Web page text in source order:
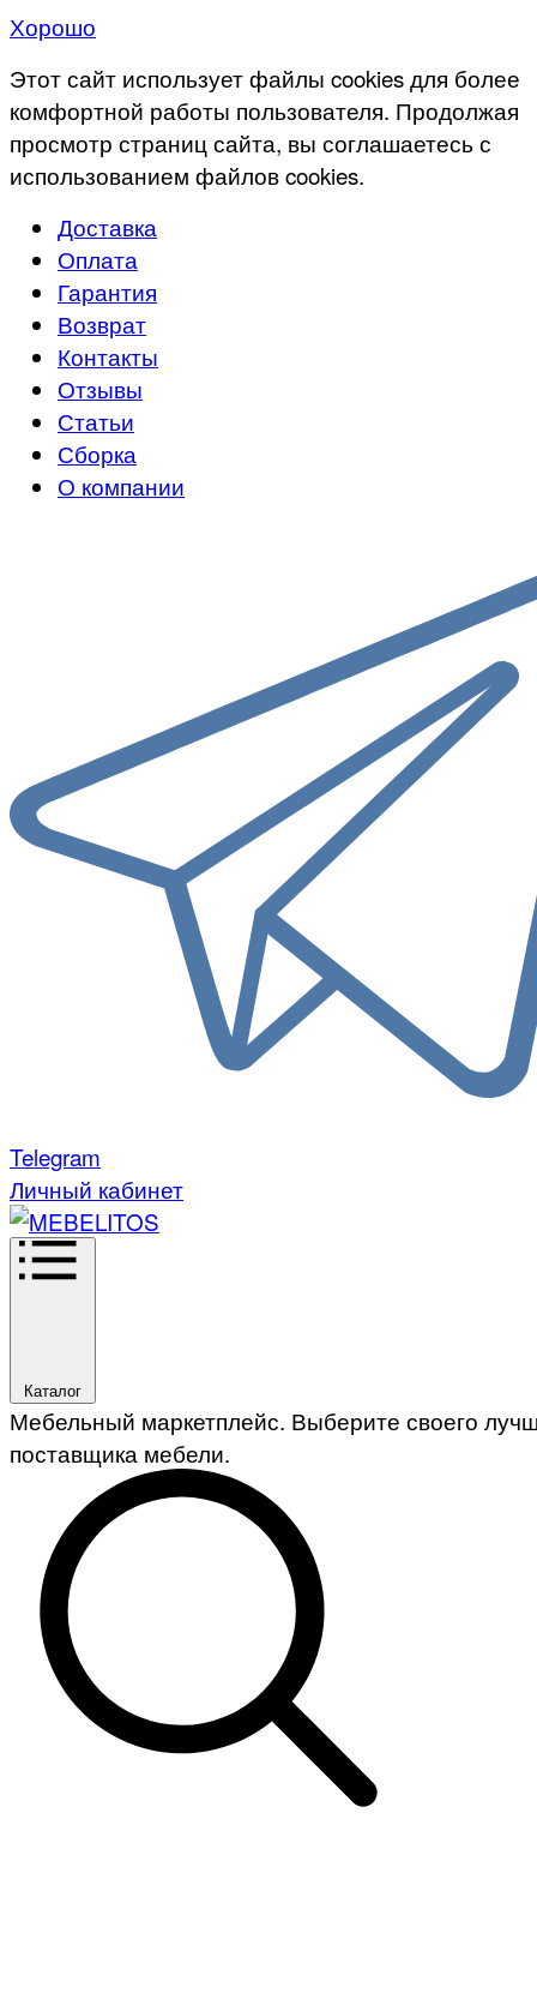
Хорошо
Этот сайт использует файлы cookies для более
комфортной работы пользователя. Продолжая
просмотр страниц сайта, вы соглашаетесь с
использованием файлов cookies.
Доставка
Оплата
Гарантия
Возврат
Контакты
Отзывы
Статьи
Сборка
О компании
Telegram
Личный кабинет
Каталог
Мебельный маркетплейс. Выберите своего
поставщика мебели.